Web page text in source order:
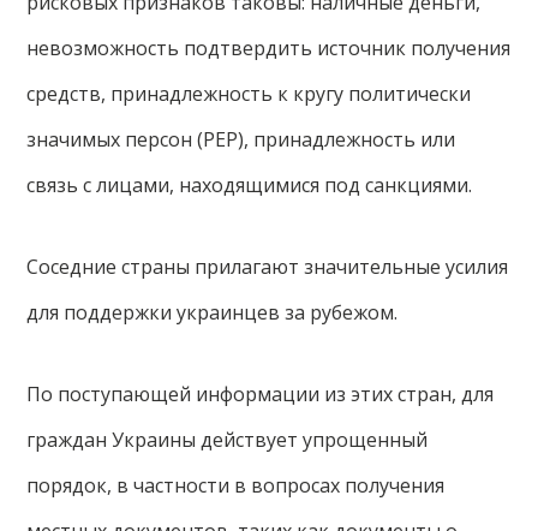
невозможность подтвердить источник получения
средств, принадлежность к кругу политически
значимых персон (PEP), принадлежность или
связь с лицами, находящимися под санкциями.
Соседние страны прилагают значительные усилия
для поддержки украинцев за рубежом.
По поступающей информации из этих стран, для
граждан Украины действует упрощенный
порядок, в частности в вопросах получения